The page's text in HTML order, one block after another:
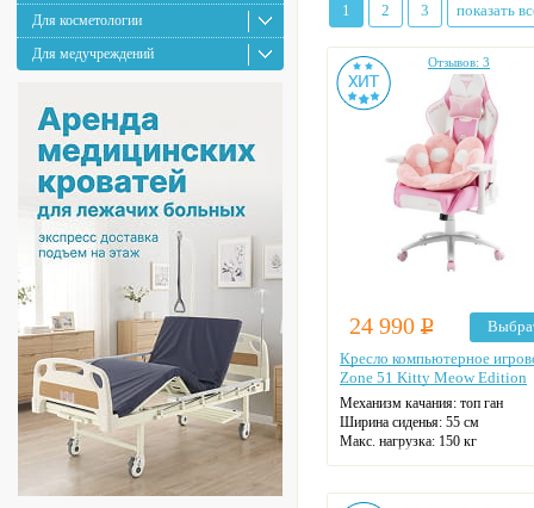
Для косметологии
Для медучреждений
1 2 3 показать
Отзывов: 3
24 990 Р
Кресло компьютерное
Zone 51 Kitty Meow Edition
Механизм качания: топ ган
Ширина сиденья: 55 см
Макс. нагрузка: 150 кг
Регулировка высоты: газлифт